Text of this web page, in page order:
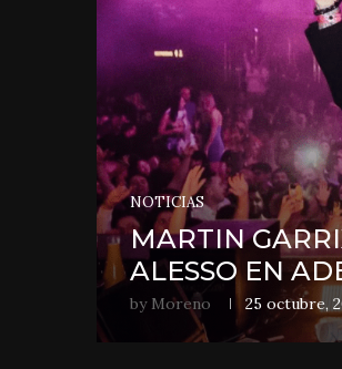
NOTICIAS
MARTIN
ALESSO EN
by Moreno 25 octubre,